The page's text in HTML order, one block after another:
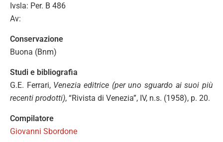
Ivsla: Per. B 486
Av:
Conservazione
Buona (Bnm)
Studi e bibliografia
G.E. Ferrari, Venezia editrice (per uno sguardo ai suoi più
recenti prodotti), “Rivista di Venezia”, IV, n.s. (1958), p. 20.
Compilatore
Giovanni Sbordone